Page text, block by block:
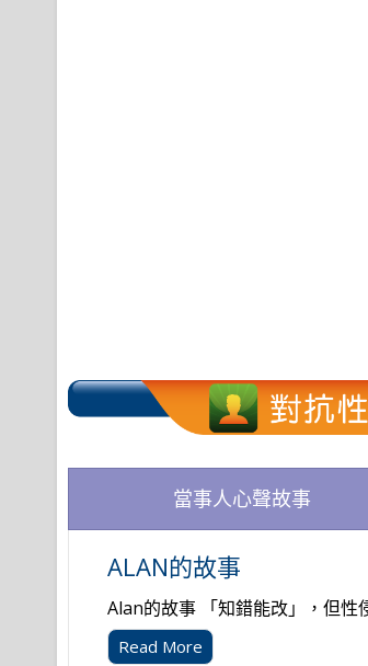
當事人心聲故事
ALAN的故事
Alan的故事 「知錯能改」，但性
Read More